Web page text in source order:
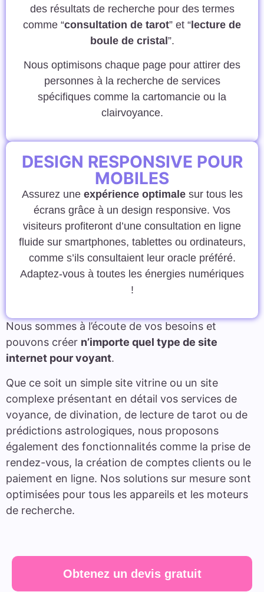
des résultats de recherche pour des termes
comme “consultation de tarot” et “ lecture de
boule de cristal ”.
Nous optimisons chaque page pour attirer des
personnes à la recherche de services
spécifiques comme la cartomancie ou la
clairvoyance.
DESIGN RESPONSIVE POUR
MOBILES
Assurez une expérience optimalesur tous les
écrans grâce à un design responsive. Vos
visiteurs profiteront d’une consultation en ligne
fluide sur smartphones, tablettes ou ordinateurs,
comme s’ils consultaient leur oracle préféré.
Adaptez-vous à toutes les énergies numériques
!
Nous sommes à l’écoute de vos besoins et
pouvons créer n’importe quel type de site
internet pour voyant.
Que ce soit un simple site vitrine ou un site
complexe présentant en détail vos services de
voyance, de divination, de lecture de tarot ou de
prédictions astrologiques, nous proposons
également des fonctionnalités comme la prise de
rendez-vous, la création de comptes clients ou le
paiement en ligne. Nos solutions sur mesure sont
optimisées pour tous les appareils et les moteurs
de recherche.
Obtenez un devis gratuit